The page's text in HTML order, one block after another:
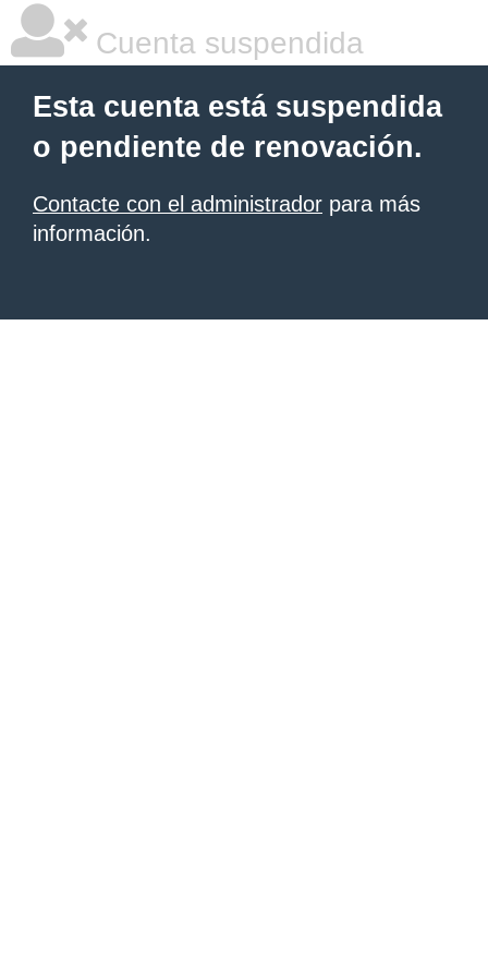
Cuenta suspendida
Esta cuenta está suspendida
o pendiente de renovación.
Contacte con el administrador para más
información.